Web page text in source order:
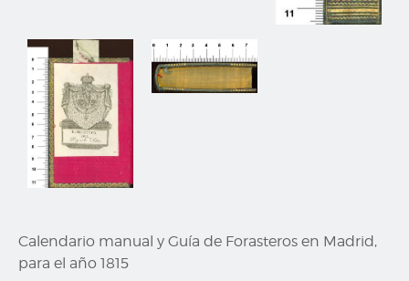
Calendario manual y Guía de Forasteros en Madrid,
para el año 1815